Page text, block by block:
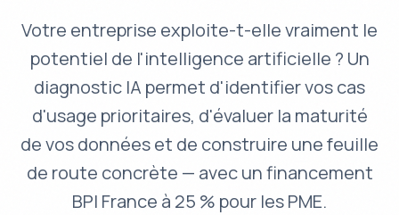
Votre entreprise exploite-t-elle vraiment le
potentiel de l'intelligence artificielle ? Un
diagnostic IA permet d'identifier vos cas
d'usage prioritaires, d'évaluer la maturité
de vos données et de construire une feuille
de route concrète — avec un financement
BPI France à 25 % pour les PME.